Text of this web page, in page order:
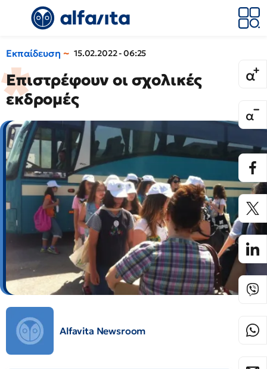
Εκπαίδευση 15.02.2022 - 06:25
Επιστρέφουν οι σχολικές
εκδρομές
Alfavita Newsroom